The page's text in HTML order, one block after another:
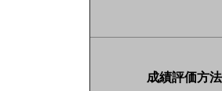
成績評価方